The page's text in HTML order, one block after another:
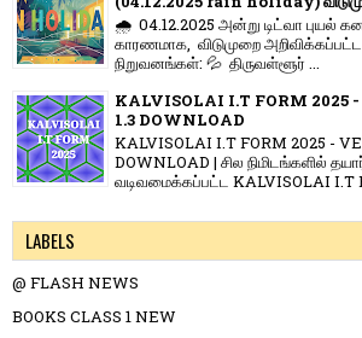
🌧️ 04.12.2025 அன்று டிட்வா புயல்
காரணமாக, விடுமுறை
நிறுவனங்கள்: 💦 திருவள்ளூர் ...
KALVISOLAI I.T FORM 2025
1.3 DOWNLOAD
KALVISOLAI I.T FORM 2025 -
DOWNLOAD | சில நிமிடங்களில்
வடிவமைக்கப்பட்ட KALVISOLAI I.T
LABELS
@ FLASH NEWS
BOOKS CLASS 1 NEW